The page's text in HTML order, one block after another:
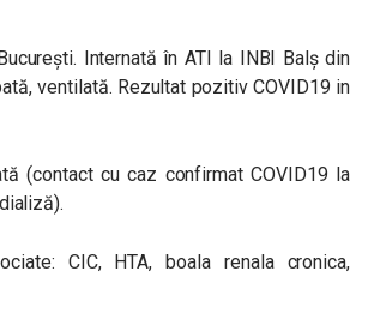
Internată în ATI la INBI Balș din
ventilată. Rezultat pozitiv COVID19 in
(contact cu caz confirmat COVID19 la
CIC, HTA, boala renala cronica,